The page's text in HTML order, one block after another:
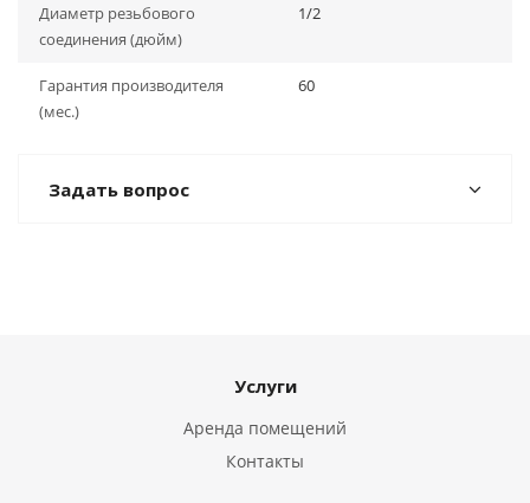
Диаметр резьбового
соединения (дюйм)
1/2
Гарантия производителя
(мес.)
60
Задать вопрос
Услуги
Аренда помещений
Контакты